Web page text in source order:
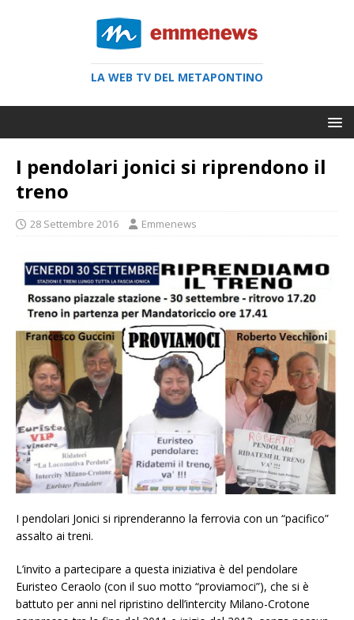
LA WEB TV DEL METAPONTINO
I pendolari jonici si riprendono il
treno
28 Settembre 2016 Emmenews
I pendolari Jonici si riprenderanno la ferrovia con un “pacifico”
assalto ai treni.
L’invito a partecipare a questa iniziativa è del pendolare
Euristeo Ceraolo (con il suo motto “proviamoci”), che si è
battuto per anni nel ripristino dell’intercity Milano-Crotone